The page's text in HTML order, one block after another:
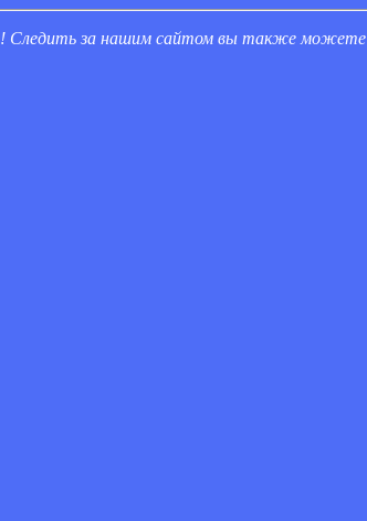
! Следить за нашим сайтом вы также можете